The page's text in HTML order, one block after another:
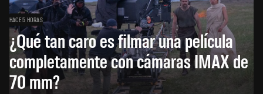
HACE 5 HORAS
¿Qué tan caro es filmar una película
completamente con cámaras IMAX de
70 mm?